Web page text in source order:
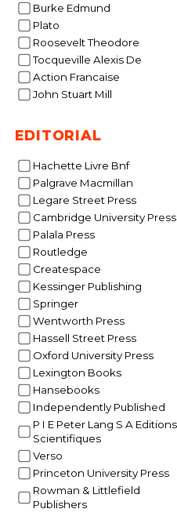
Burke Edmund
Plato
Roosevelt Theodore
Tocqueville Alexis De
Action Francaise
John Stuart Mill
EDITORIAL
Hachette Livre Bnf
Palgrave Macmillan
Legare Street Press
Cambridge University Press
Palala Press
Routledge
Createspace
Kessinger Publishing
Springer
Wentworth Press
Hassell Street Press
Oxford University Press
Lexington Books
Hansebooks
Independently Published
P I E Peter Lang S A Editions
Scientifiques
Verso
Princeton University Press
Rowman & Littlefield
Publishers